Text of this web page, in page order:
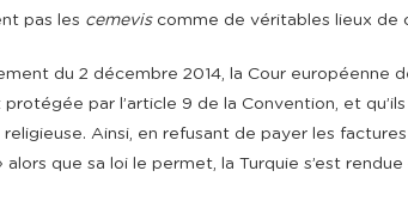
pas les cemeviscomme de véritables lieux de
du 2 décembre 2014, la Cour
par l’article 9 de la Convention, et
Ainsi, en refusant de payer les
alors que sa loi le permet, la Turquie s’est